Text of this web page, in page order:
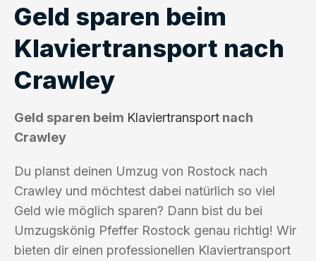
Geld sparen beim
Klaviertransport nach
Crawley
Geld sparen beim Klaviertransport nach
Crawley
Du planst deinen Umzug von Rostock nach
Crawley und möchtest dabei natürlich so viel
Geld wie möglich sparen? Dann bist du bei
Umzugskönig Pfeffer Rostock genau richtig! Wir
bieten dir einen professionellen Klaviertransport